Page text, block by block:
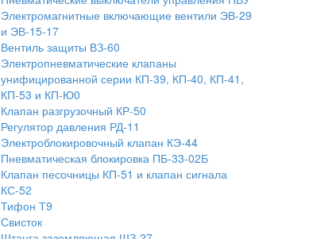
Электромагнитные включающие вентили ЭВ-29
и ЭВ-15-17
Вентиль защиты ВЗ-60
Электропневматические клапаны
унифицированной серии КП-39, КП-40, КП-41,
КП-53 и КП-Ю0
Клапан разгрузочный КР-50
Регулятор давления РД-11
Электроблокировочный клапан КЭ-44
Пневматическая блокировка ПБ-33-02Б
Клапан песочницы КП-51 и клапан сигнала
КС-52
Тифон Т9
Свисток